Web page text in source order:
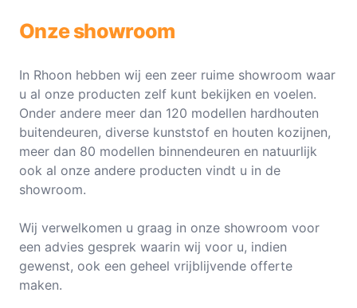
Onze showroom
In Rhoon hebben wij een zeer ruime showroom waar
u al onze producten zelf kunt bekijken en voelen.
Onder andere meer dan 120 modellen hardhouten
buitendeuren, diverse kunststof en houten kozijnen,
meer dan 80 modellen binnendeuren en natuurlijk
ook al onze andere producten vindt u in de
showroom.
Wij verwelkomen u graag in onze showroom voor
een advies gesprek waarin wij voor u, indien
gewenst, ook een geheel vrijblijvende offerte
maken.